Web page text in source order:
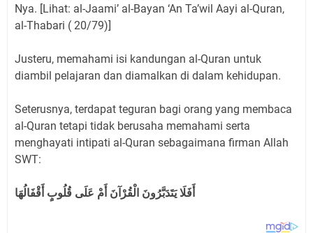
Nya. [Lihat: al-Jaami’ al-Bayan ‘An Ta’wil Aayi al-Quran,
al-Thabari ( 20/79)]
Justeru, memahami isi kandungan al-Quran untuk
diambil pelajaran dan diamalkan di dalam kehidupan.
Seterusnya, terdapat teguran bagi orang yang membaca
al-Quran tetapi tidak berusaha memahami serta
menghayati intipati al-Quran sebagaimana firman Allah
SWT:
أَفَلَا يَتَدَبَّرُونَ الْقُرْآنَ أَمْ عَلَى قُلُوبٍ أَقْفَالُهَا